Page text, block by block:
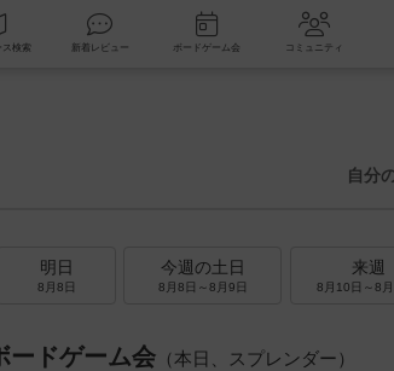
データベース 検索 新着レビュー ボードゲーム会 コミ
自分
明日
8月8日
今週の土日
8月8日～8月9日
来週
8月10日～8月
ードゲーム会（本日、スプレンダー）